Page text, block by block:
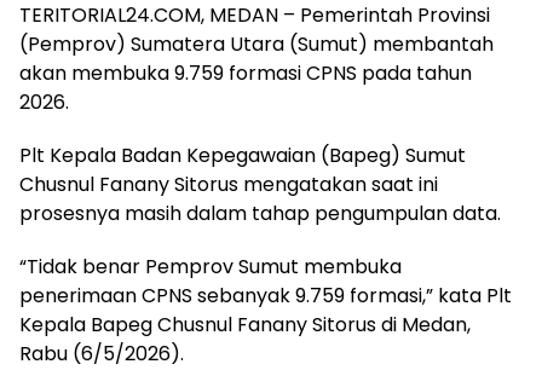
TERITORIAL24.COM, MEDAN – Pemerintah Provinsi
(Pemprov) Sumatera Utara (Sumut) membantah
akan membuka 9.759 formasi CPNS pada tahun
2026.
Plt Kepala Badan Kepegawaian (Bapeg) Sumut
Chusnul Fanany Sitorus mengatakan saat ini
prosesnya masih dalam tahap pengumpulan data.
“Tidak benar Pemprov Sumut membuka
penerimaan CPNS sebanyak 9.759 formasi,” kata Plt
Kepala Bapeg Chusnul Fanany Sitorus di Medan,
Rabu (6/5/2026).